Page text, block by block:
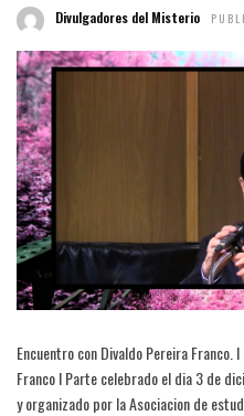
Divulgadores del Misterio
Encuentro con Divaldo Pereira Franco.
Franco I Parte celebrado el dia 3 de
y organizado por la Asociacion de